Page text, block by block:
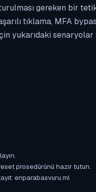
gereken bir
tıklama, MFA
yukarıdaki
prosedürünü hazır tutun.
enparabasvuru.ml